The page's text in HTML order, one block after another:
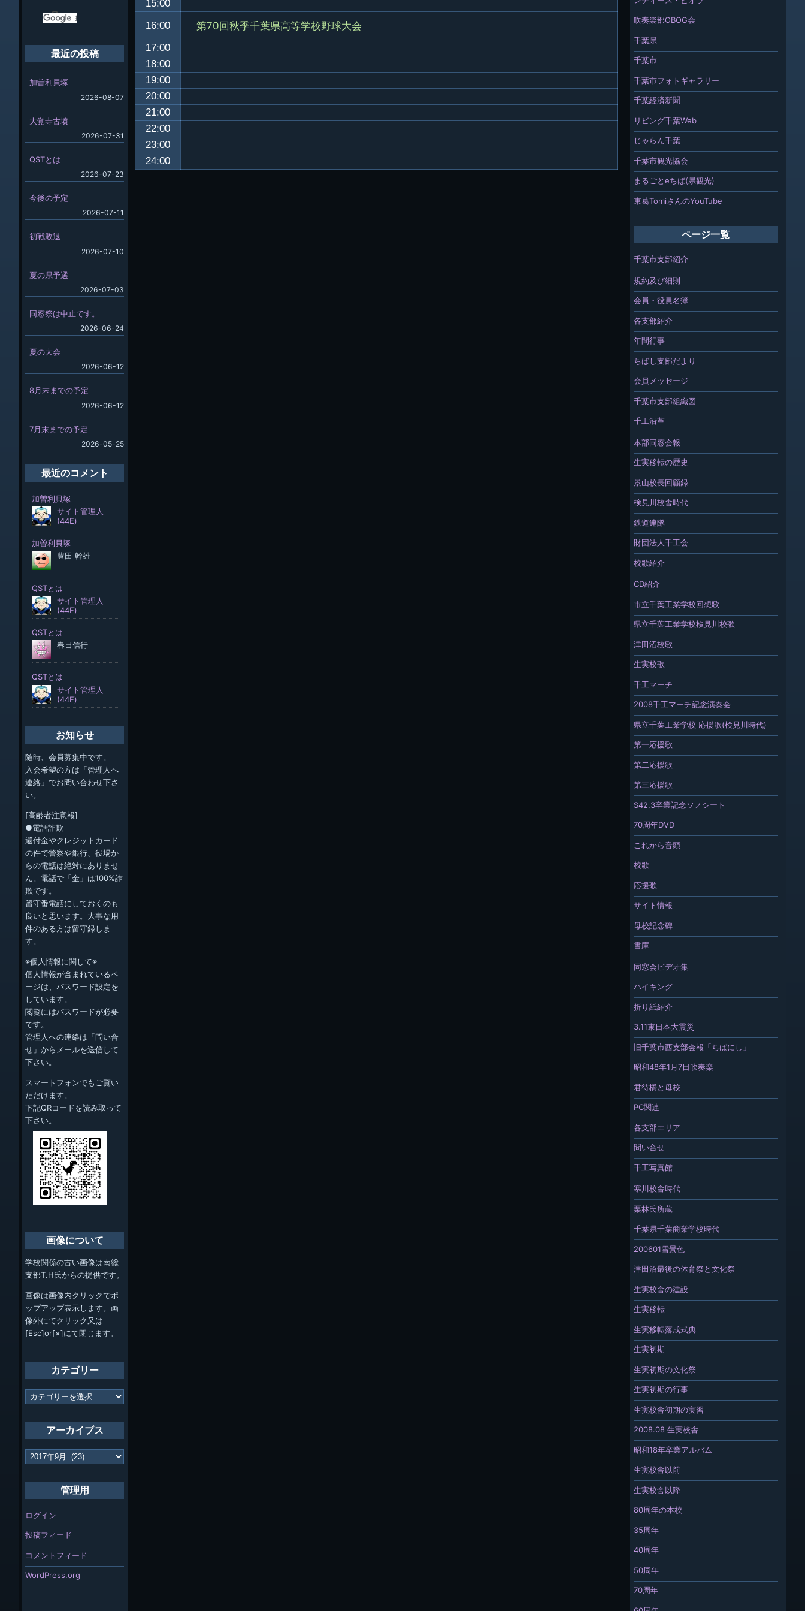
15:00
16:00
第70回秋季千葉県高等学校野球大会
17:00
18:00
19:00
20:00
21:00
22:00
23:00
24:00
吹奏楽部OBOG会
千葉県
千葉市
千葉市フォトギャラリー
千葉経済新聞
リビング千葉Web
じゃらん千葉
千葉市観光協会
まるごとeちば(県観光)
東葛TomiさんのYouTube
ページ一覧
千葉市支部紹介
規約及び細則
会員・役員名簿
各支部紹介
年間行事
ちばし支部だより
会員メッセージ
千葉市支部組織図
千工沿革
本部同窓会報
生実移転の歴史
景山校長回顧録
検見川校舎時代
鉄道連隊
財団法人千工会
校歌紹介
CD紹介
市立千葉工業学校回想歌
県立千葉工業学校検見川校歌
津田沼校歌
生実校歌
千工マーチ
2008千工マーチ記念演奏会
県立千葉工業学校 応援歌(検見川時代)
第一応援歌
第二応援歌
第三応援歌
S42.3卒業記念ソノシート
70周年DVD
これから音頭
校歌
応援歌
サイト情報
母校記念碑
書庫
同窓会ビデオ集
ハイキング
折り紙紹介
3.11東日本大震災
旧千葉市西支部会報「ちばにし」
昭和48年1月7日吹奏楽
君待橋と母校
PC関連
各支部エリア
問い合せ
千工写真館
寒川校舎時代
栗林氏所蔵
千葉県千葉商業学校時代
200601雪景色
津田沼最後の体育祭と文化祭
生実校舎の建設
生実移転
生実移転落成式典
生実初期
生実初期の文化祭
生実初期の行事
生実校舎初期の実習
2008.08 生実校舎
昭和18年卒業アルバム
生実校舎以前
生実校舎以降
80周年の本校
35周年
40周年
50周年
70周年
最近の投稿
加曽利貝塚
2026-08-07
大覚寺古墳
2026-07-31
QSTとは
2026-07-23
今後の予定
2026-07-11
初戦敗退
2026-07-10
夏の県予選
2026-07-03
同窓祭は中止です。
2026-06-24
夏の大会
2026-06-12
8月末までの予定
2026-06-12
7月末までの予定
2026-05-25
最近のコメント
お知らせ
随時、会員募集中です。
入会希望の方は「管理人へ
連絡」でお問い合わせ下さ
い。
[高齢者注意報]
●電話詐欺
還付金やクレジットカード
の件で警察や銀行、役場か
らの電話は絶対にありませ
ん。電話で「金」は100%詐
欺です。
留守番電話にしておくのも
良いと思います。大事な用
件のある方は留守録しま
す。
※個人情報に関して※
個人情報が含まれているペ
ージは、パスワード設定を
しています。
閲覧にはパスワードが必要
です。
管理人への連絡は「問い合
せ」からメールを送信して
下さい。
スマートフォンでもご覧い
ただけます。
下記QRコードを読み取って
下さい。
画像について
学校関係の古い画像は南総
支部T.H氏からの提供です。
画像は画像内クリックでポ
ップアップ表示します。画
像外にてクリック又は
[Esc]or[×]にて閉じます。
カテゴリー
カ
テ
ー
アーカイブス
ア
ー
管理用
ログイン
投稿フィード
コメントフィード
WordPress.org